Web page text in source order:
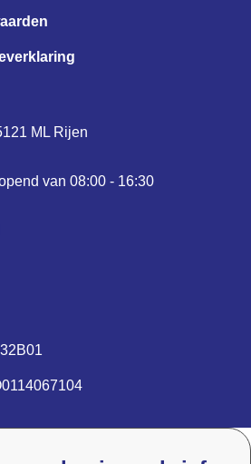
ML Rijen
van 08:00 - 16:30